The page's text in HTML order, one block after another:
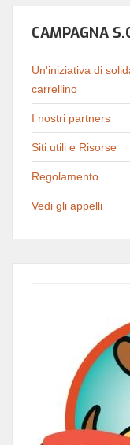
CAMPAGNA
Un'iniziativa di
carrellino
I nostri partners
Siti utili e Risorse
Regolamento
Vedi gli appelli